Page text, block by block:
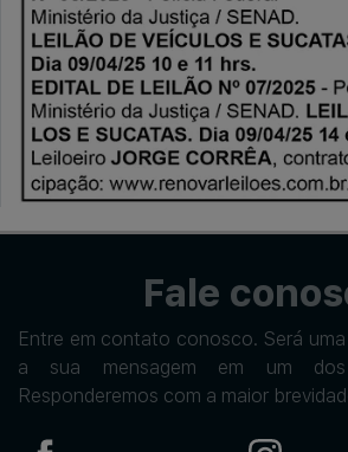
Fale
Entre em contato conosco. Será
a sua mensagem em um dos
Responderemos com a maior